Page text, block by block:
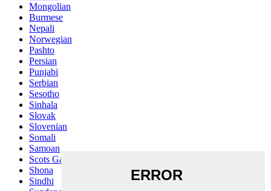
Mongolian
Burmese
Nepali
Norwegian
Pashto
Persian
Punjabi
Serbian
Sesotho
Sinhala
Slovak
Slovenian
Somali
Samoan
Scots Gaelic
Shona
Sindhi